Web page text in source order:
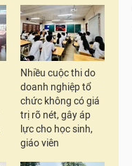
Nhiều cuộc thi do
doanh nghiệp tổ
chức không có giá
trị rõ nét, gây áp
lực cho học sinh,
giáo viên